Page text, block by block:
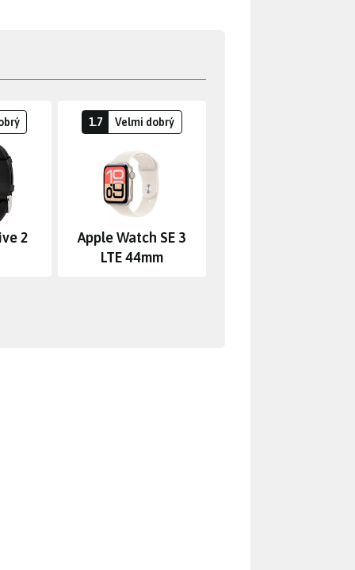
2
1.7 Velmi dobrý
Apple Watch SE 3
LTE 44mm